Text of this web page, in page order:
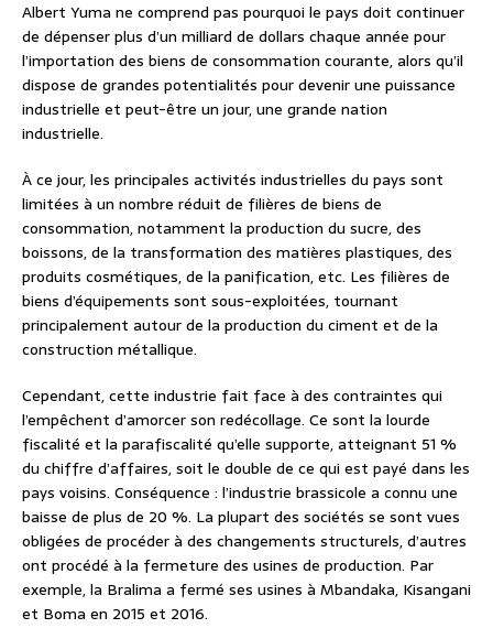
Albert Yuma ne comprend pas pourquoi le pays doit continuer
de dépenser plus d’un milliard de dollars chaque année pour
l’importation des biens de consommation courante, alors qu’il
dispose de grandes potentialités pour devenir une puissance
industrielle et peut-être un jour, une grande nation
industrielle.
À ce jour, les principales activités industrielles du pays sont
limitées à un nombre réduit de filières de biens de
consommation, notamment la production du sucre, des
boissons, de la transformation des matières plastiques, des
produits cosmétiques, de la panification, etc. Les filières de
biens d’équipements sont sous-exploitées, tournant
principalement autour de la production du ciment et de la
construction métallique.
Cependant, cette industrie fait face à des contraintes qui
l’empêchent d’amorcer son redécollage. Ce sont la lourde
fiscalité et la parafiscalité qu’elle supporte, atteignant 51 %
du chiffre d’affaires, soit le double de ce qui est payé dans les
pays voisins. Conséquence : l’industrie brassicole a connu une
baisse de plus de 20 %. La plupart des sociétés se sont vues
obligées de procéder à des changements structurels, d’autres
ont procédé à la fermeture des usines de production. Par
exemple, la Bralima a fermé ses usines à Mbandaka, Kisangani
et Boma en 2015 et 2016.